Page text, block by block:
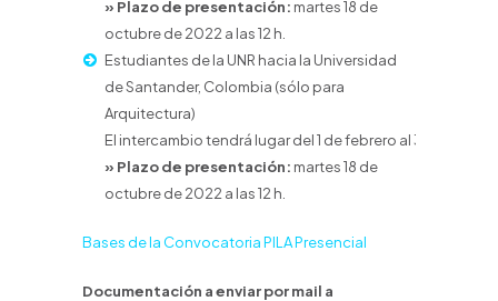
» Plazo de presentación: martes 18 de
octubre de 2022 a las 12 h.
Estudiantes de la UNR hacia la Universidad
de Santander, Colombia (sólo para
Arquitectura)
El intercambio tendrá lugar del 1 de febrero al 30 de
» Plazo de presentación: martes 18 de
octubre de 2022 a las 12 h.
Bases de la Convocatoria PILA Presencial
Documentación a enviar por mail a